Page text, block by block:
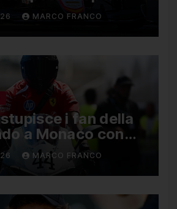
del Pino ottavo
MARCO FRANCO
i fan della
a Monaco con
in edizione
MARCO FRANCO